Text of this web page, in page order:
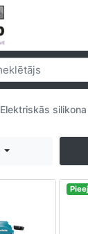
Elektriskās